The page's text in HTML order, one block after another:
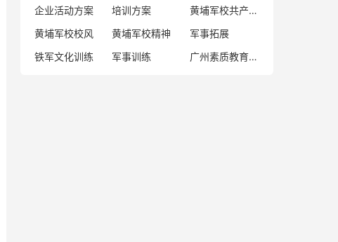
企业活动方案
培训方案
黄埔军校共产党人
黄埔军校校风
黄埔军校精神
军事拓展
铁军文化训练
军事训练 广州素质教育基地